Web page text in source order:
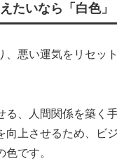
たいなら「白色」
、悪い運気をリセッ
る、人間関係を築く
向上させるため、ビ
です。